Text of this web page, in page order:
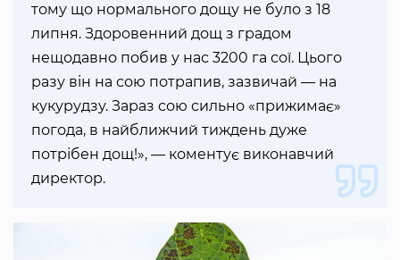
тому що нормального дощу не було з 18
липня. Здоровенний дощ з градом
нещодавно побив у нас 3200 га сої. Цього
разу він на сою потрапив, зазвичай — на
кукурудзу. Зараз сою сильно «прижимає»
погода, в найближчий тиждень дуже
потрібен дощ!», — коментує виконавчий
директор.